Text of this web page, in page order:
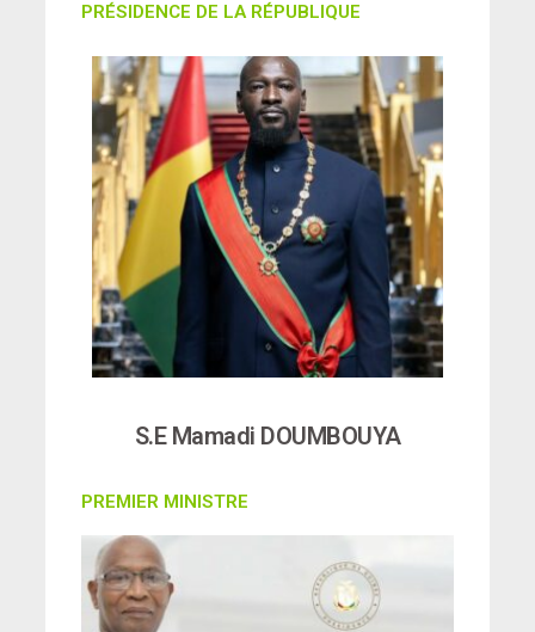
PRÉSIDENCE DE LA RÉPUBLIQUE
S.E Mamadi DOUMBOUYA
PREMIER MINISTRE